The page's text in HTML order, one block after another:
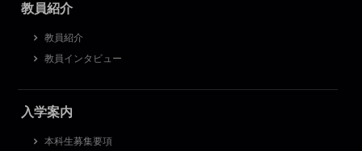
教員紹介
教員紹介
教員インタビュー
入学案内
本科生募集要項